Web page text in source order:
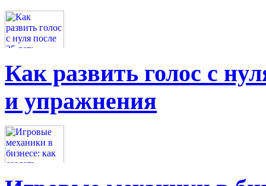
Как развить голос с
и упражнения